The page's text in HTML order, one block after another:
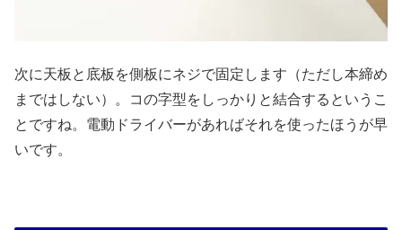
次に天板と底板を側板にネジで固定します（ただし本締め
まではしない）。コの字型をしっかりと結合するというこ
とですね。電動ドライバーがあればそれを使ったほうが早
いです。